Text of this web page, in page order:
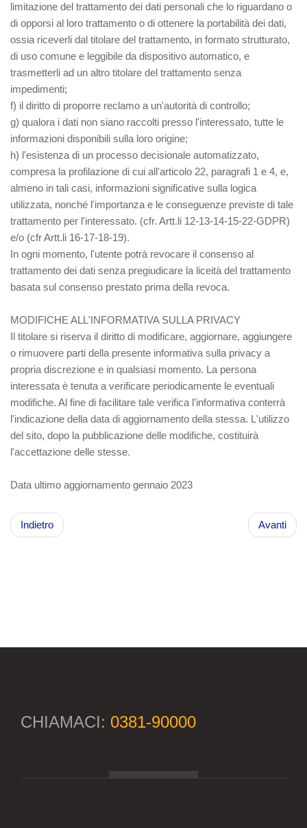
limitazione del trattamento dei dati personali che lo riguardano o
di opporsi al loro trattamento o di ottenere la portabilità dei dati,
ossia riceverli dal titolare del trattamento, in formato strutturato,
di uso comune e leggibile da dispositivo automatico, e
trasmetterli ad un altro titolare del trattamento senza
impedimenti;
f) il diritto di proporre reclamo a un'autorità di controllo;
g) qualora i dati non siano raccolti presso l'interessato, tutte le
informazioni disponibili sulla loro origine;
h) l'esistenza di un processo decisionale automatizzato,
compresa la profilazione di cui all'articolo 22, paragrafi 1 e 4, e,
almeno in tali casi, informazioni significative sulla logica
utilizzata, nonché l'importanza e le conseguenze previste di tale
trattamento per l'interessato. (cfr. Artt.li 12-13-14-15-22-GDPR)
e/o (cfr Artt.li 16-17-18-19).
In ogni momento, l'utente potrà revocare il consenso al
trattamento dei dati senza pregiudicare la liceità del trattamento
basata sul consenso prestato prima della revoca.
MODIFICHE ALL'INFORMATIVA SULLA PRIVACY
Il titolare si riserva il diritto di modificare, aggiornare, aggiungere
o rimuovere parti della presente informativa sulla privacy a
propria discrezione e in qualsiasi momento. La persona
interessata è tenuta a verificare periodicamente le eventuali
modifiche. Al fine di facilitare tale verifica l'informativa conterrà
l'indicazione della data di aggiornamento della stessa. L'utilizzo
del sito, dopo la pubblicazione delle modifiche, costituirà
l'accettazione delle stesse.
Data ultimo aggiornamento gennaio 2023
Indietro Avanti
CHIAMACI: 0381-90000